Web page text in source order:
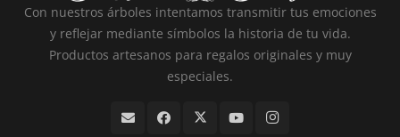
Con nuestros árboles intentamos transmitir tus emociones
y reflejar mediante símbolos la historia de tu vida.
Productos artesanos para regalos originales y muy
especiales.